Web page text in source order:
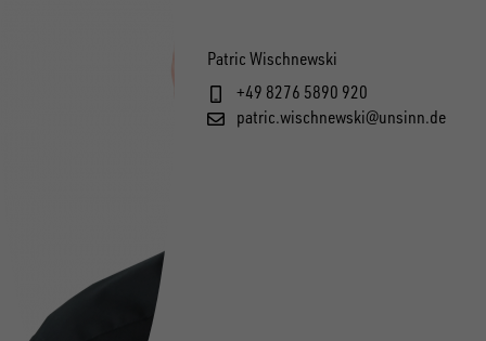
Patric Wischnewski
+49 8276 5890 920
patric.wischnewski@unsinn.de